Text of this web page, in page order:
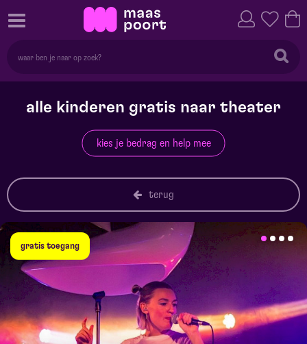
alle kinderen gratis naar theater
kies je bedrag en help mee
terug
gratis toegang